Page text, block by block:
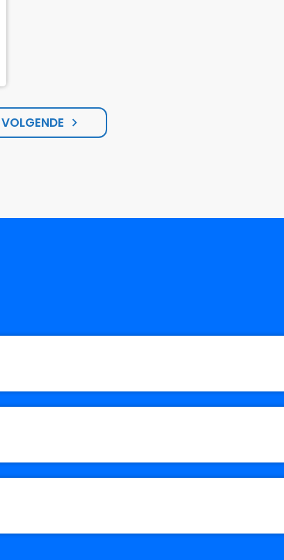
VOLGENDE navigate_next